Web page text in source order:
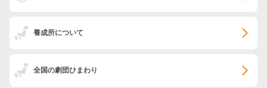
養成所について
全国の劇団ひまわり